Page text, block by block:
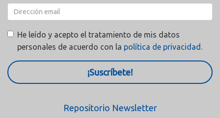
He leído y acepto el tratamiento de mis datos
personales de acuerdo con la política de privacidad.
¡Suscríbete!
Repositorio Newsletter